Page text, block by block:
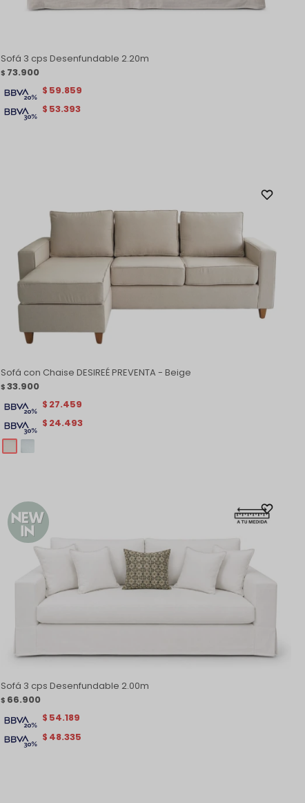
Sofá 3 cps Desenfundable 2.20m
$ 73.900
$ 53.393
$ 59.859
Sofá con Chaise DESIREÉ PREVENTA - Beige
$ 33.900
$ 24.493
$ 27.459
Sofá 3 cps Desenfundable 2.00m
$ 66.900
$ 48.335
$ 54.189